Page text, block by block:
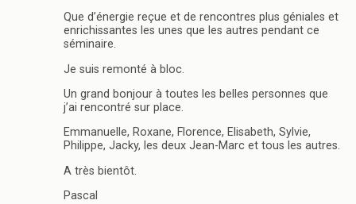
Que d’énergie reçue et de rencontres plus géniales et
enrichissantes les unes que les autres pendant ce
séminaire.
Je suis remonté à bloc.
Un grand bonjour à toutes les belles personnes que
j’ai rencontré sur place.
Emmanuelle, Roxane, Florence, Elisabeth, Sylvie,
Philippe, Jacky, les deux Jean-Marc et tous les autres.
A très bientôt.
Pascal